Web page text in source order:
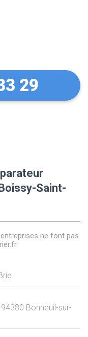
29
Saint-
ne font pas
94380 Bonneuil-sur-